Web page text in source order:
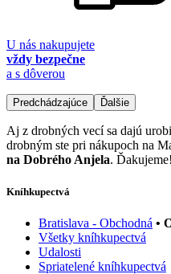
U nás nakupujete
vždy bezpečne
a s dôverou
Predchádzajúce Ďalšie
Aj z drobných vecí sa dajú
drobným ste pri nákupoch na
na Dobrého Anjela. Ďakujeme!
Kníhkupectvá
Bratislava - Obchodná •
Všetky kníhkupectvá
Udalosti
Spriatelené kníhkupectvá